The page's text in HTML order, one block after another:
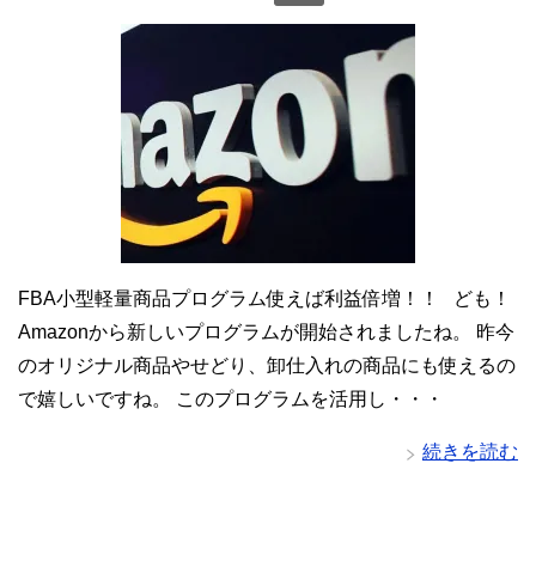
FBA小型軽量商品プログラム使えば利益倍増！！ ども！
Amazonから新しいプログラムが開始されましたね。 昨今
のオリジナル商品やせどり、卸仕入れの商品にも使えるの
で嬉しいですね。 このプログラムを活用し・・・
続きを読む